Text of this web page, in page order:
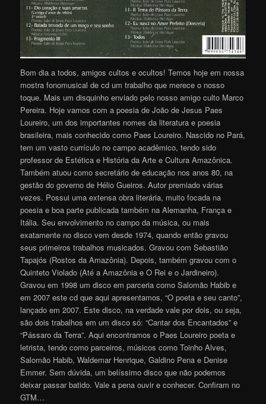
Bom dia a todos, amigos cultos e ocultos! Temos hoje em nossa
mostra fonomusical de cd um trabalho que merece o nosso
toque. Mais um disquinho enviado pelo nosso amigo culto Marco
Pereira. Hoje vamos com a poesia de João de Jesus Paes
Loureiro, um dos importantes nomes da literatura e poesia
brasileira, mais conhecido como Paes Loureiro. Nascido no Pará,
tem um vasto currículo no campo acadêmico, tendo sido
professor de Estética e História da Arte e Cultura Amazônica.
Também atuou como secretário de educação nos anos 80, na
gestão do governo de Hélio Gueiros. Autor premiado várias
vezes. Possui uma extensa obra literária, muito focada na
poesia e boa parte publicada também na Alemanha, França e
Itália. Seu envolvimento no campo da música, ou mais
exatamente no disco vem desde 1974, quando então gravou
seus primeiros trabalhos musicados. Gravou com Sebastião
Tapajós (Rostos da Amazônia). Depois, também gravou com o
Quinteto Violado (Até a Amazônia e O Rei e o Jardineiro).
Gravou em 1998 um disco em parceria como Salomão Habib e
em 2007 este cd que aqui apresentamos, “O poeta e seu canto”,
lançado em 2007. Este disco, na verdade vale por dois, ou seja,
são dois trabalhos em um disco só: “Cantar dos Encantados” e
“Pássaro da Terra”. Aqui encontramos o Paes Loureiro poeta e
letrista, tendo como parceiros, músicos como Toinho Alves,
Salomão Habib, Waldemar Henrique, Galdino Pena e Denise
Emmer. Sem dúvida, um belíssimo disco que não podemos
deixar passar batido. Vale a pena ouvir e conhecer. Confiram no
GTM…